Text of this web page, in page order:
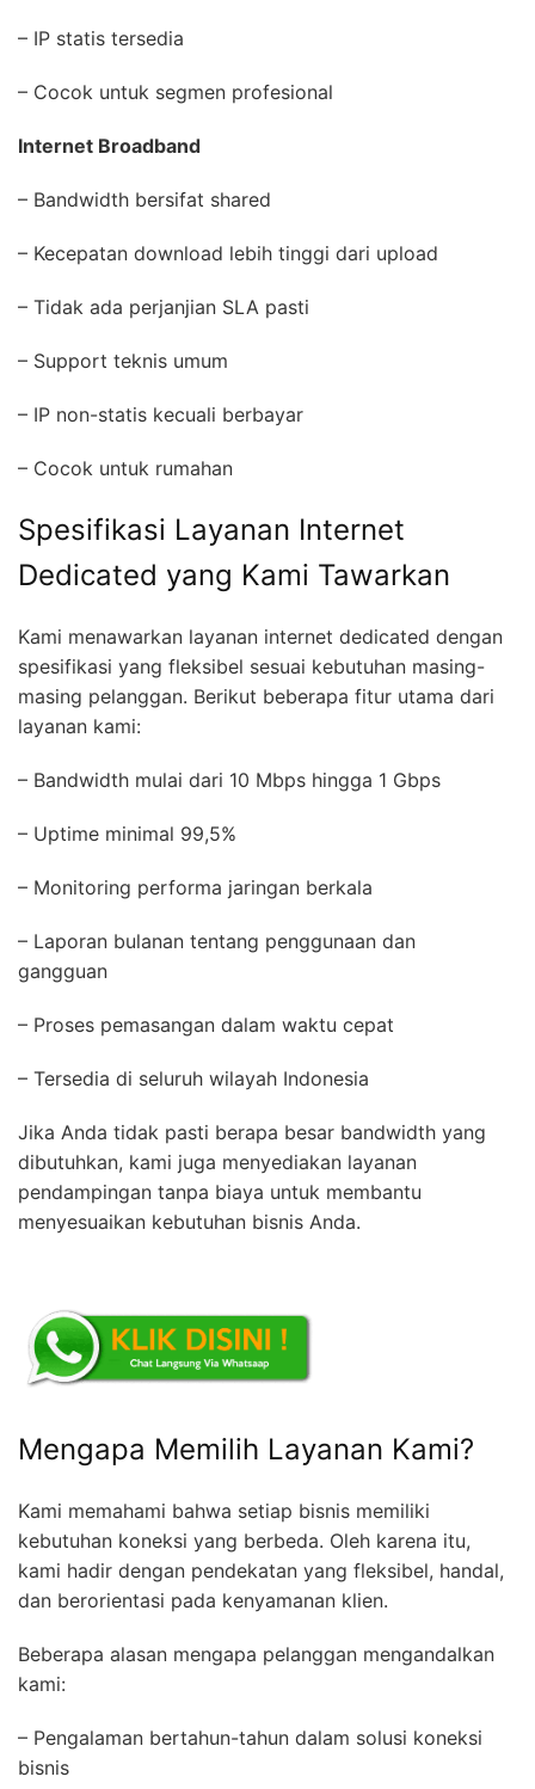
– IP statis tersedia
– Cocok untuk segmen profesional
Internet Broadband
– Bandwidth bersifat shared
– Kecepatan download lebih tinggi dari upload
– Tidak ada perjanjian SLA pasti
– Support teknis umum
– IP non-statis kecuali berbayar
– Cocok untuk rumahan
Spesifikasi Layanan Internet
Dedicated yang Kami Tawarkan
Kami menawarkan layanan internet dedicated dengan
spesifikasi yang fleksibel sesuai kebutuhan masing-
masing pelanggan. Berikut beberapa fitur utama dari
layanan kami:
– Bandwidth mulai dari 10 Mbps hingga 1 Gbps
– Uptime minimal 99,5%
– Monitoring performa jaringan berkala
– Laporan bulanan tentang penggunaan dan
gangguan
– Proses pemasangan dalam waktu cepat
– Tersedia di seluruh wilayah Indonesia
Jika Anda tidak pasti berapa besar bandwidth yang
dibutuhkan, kami juga menyediakan layanan
pendampingan tanpa biaya untuk membantu
menyesuaikan kebutuhan bisnis Anda.
Mengapa Memilih Layanan Kami?
Kami memahami bahwa setiap bisnis memiliki
kebutuhan koneksi yang berbeda. Oleh karena itu,
kami hadir dengan pendekatan yang fleksibel, handal,
dan berorientasi pada kenyamanan klien.
Beberapa alasan mengapa pelanggan mengandalkan
kami:
– Pengalaman bertahun-tahun dalam solusi koneksi
bisnis